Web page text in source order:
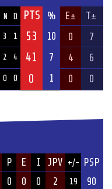
N D PTS % E± T±
3 1 53 10 0 7
2 4 41 7 4 6
0 0 0 1 0 0
P E I JPV +/- PSP
0 0 0 2 19 90